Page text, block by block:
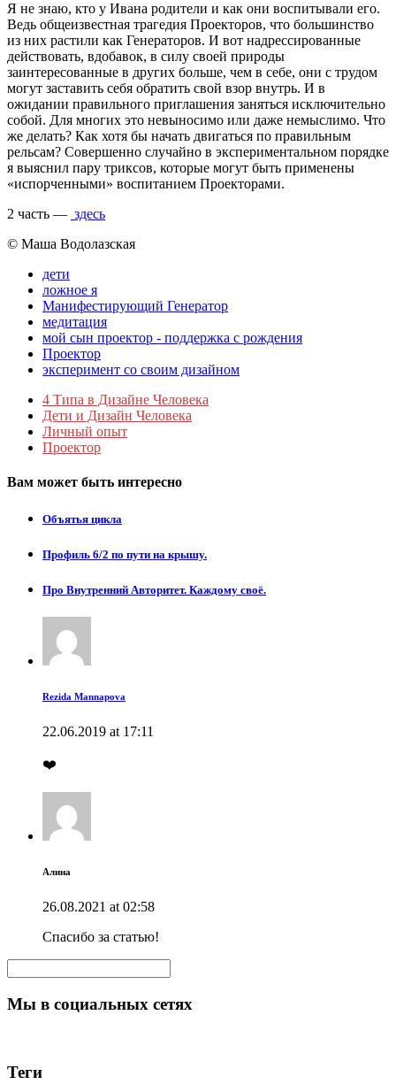
Я не знаю, кто у Ивана родители и как они воспитывали его.
Ведь общеизвестная трагедия Проекторов, что большинство
из них растили как Генераторов. И вот надрессированные
действовать, вдобавок, в силу своей природы
заинтересованные в других больше, чем в себе, они с трудом
могут заставить себя обратить свой взор внутрь. И в
ожидании правильного приглашения заняться исключительно
собой. Для многих это невыносимо или даже немыслимо. Что
же делать? Как хотя бы начать двигаться по правильным
рельсам? Совершенно случайно в экспериментальном порядке
я выяснил пару триксов, которые могут быть применены
«испорченными» воспитанием Проекторами.
2 часть — здесь
© Маша Водолазская
дети
ложное я
Манифестирующий Генератор
медитация
мой сын проектор - поддержка с рождения
Проектор
эксперимент со своим дизайном
4 Типа в Дизайне Человека
Дети и Дизайн Человека
Личный опыт
Проектор
Вам может быть интересно
Объятья цикла
Профиль 6/2 по пути на крышу.
Про Внутренний Авторитет. Каждому своё.
Rezida Mannapova
22.06.2019 at 17:11
❤️
Алина
26.08.2021 at 02:58
Спасибо за статью!
Мы в социальных сетях
Теги